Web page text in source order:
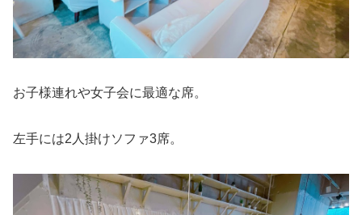
お子様連れや女子会に最適な席。
左手には2人掛けソファ3席。